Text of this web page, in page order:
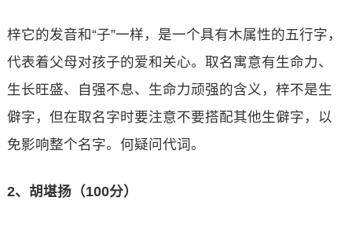
梓它的发音和“子”一样，是一个具有木属性的五行字，
代表着父母对孩子的爱和关心。取名寓意有生命力、
生长旺盛、自强不息、生命力顽强的含义，梓不是生
僻字，但在取名字时要注意不要搭配其他生僻字，以
免影响整个名字。何疑问代词。
2、胡堪扬（100分）